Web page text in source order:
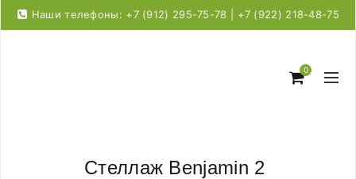
Наши телефоны: +7 (912) 295-75-78 | +7 (922) 218-48-75
0
Стеллаж Benjamin 2